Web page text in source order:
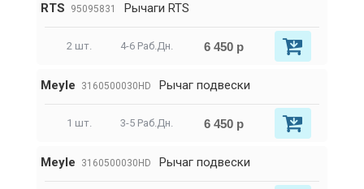
RTS 95095831 Рычаги RTS
2 шт. 4-6 Раб.Дн. 6 450 р
Meyle 3160500030HD Рычаг подвески
1 шт. 3-5 Раб.Дн. 6 450 р
Meyle 3160500030HD Рычаг подвески